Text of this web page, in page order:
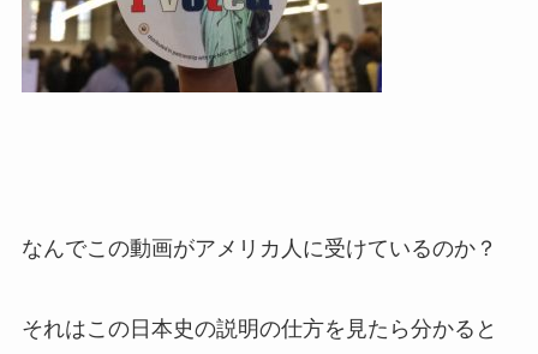
なんでこの動画がアメリカ人に受けているのか？
それはこの日本史の説明の仕方を見たら分かると